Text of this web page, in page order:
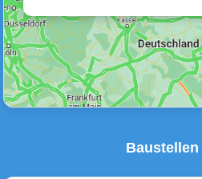
Baustellen